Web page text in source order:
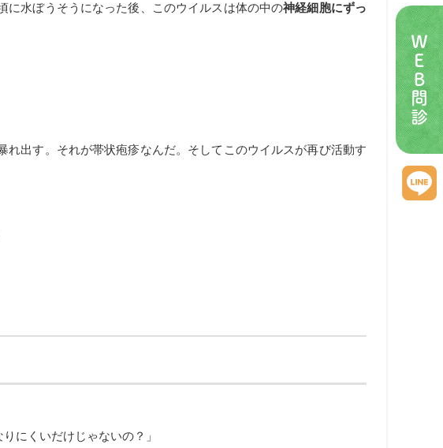
ＷＥＢ問診
に水ぼうそうになった後、このウイルスは体の中の神経細胞にずっ
れ出す。それが帯状疱疹なんだ。そしてこのウイルスが再び活動す
にくいだけじゃないの？」